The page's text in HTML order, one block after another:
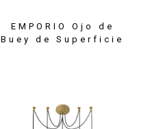
EMPORIO Ojo de
Buey de Superficie